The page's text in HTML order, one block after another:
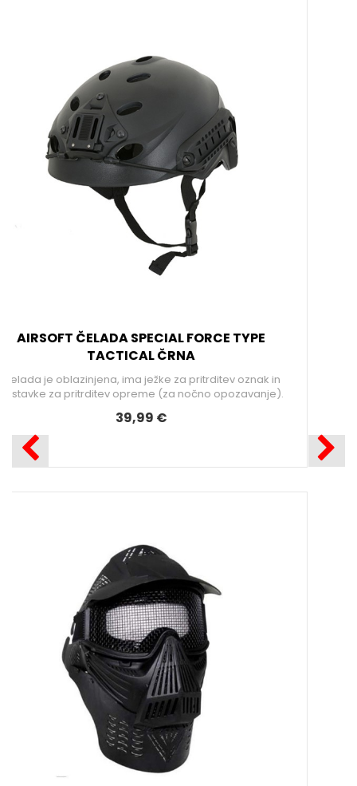
Maska vam bo nudila zaščito za celoten obraz. Je
popolnoma raztavljiva. Primerna je za airsoft ali paintball
AIROSFT ZAŠČITNA MASKA GUARDIAN OD
Maska vam bo nudila zaščito za celoten obraz. Je
popolnoma raztavljiva. Primerna je za airsoft ali paintball